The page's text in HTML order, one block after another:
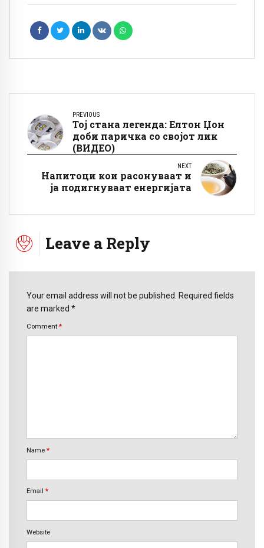
PREVIOUS
Тој стана легенда: Елтон Џон
доби паричка со својот лик
(ВИДЕО)
NEXT
Напитоци кои расонуваат и
ја подигнуваат енергијата
Leave a Reply
Your email address will not be published. Required fields
are marked *
Comment *
Name *
Email *
Website